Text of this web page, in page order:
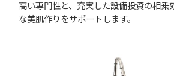
高い専門性と、充実した設備投資の相乗
な美肌作りをサポートします。